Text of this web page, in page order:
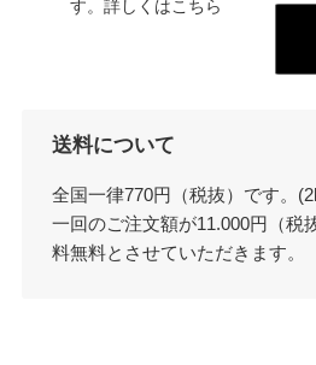
送料について
全国一律770円（税抜）です。
一回のご注文額が11.000円（税
料無料とさせていただきます。